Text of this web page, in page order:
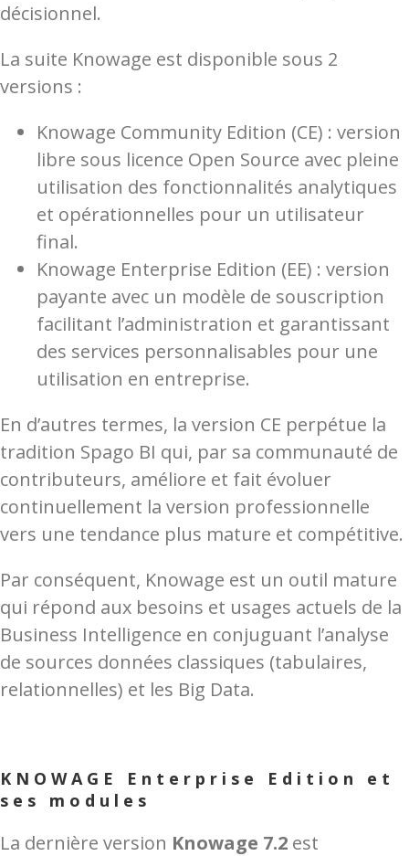
décisionnel.
La suite Knowage est disponible sous 2
versions :
Knowage Community Edition (CE) : version
libre sous licence Open Source avec pleine
utilisation des fonctionnalités analytiques
et opérationnelles pour un utilisateur
final.
Knowage Enterprise Edition (EE) : version
payante avec un modèle de souscription
facilitant l’administration et garantissant
des services personnalisables pour une
utilisation en entreprise.
En d’autres termes, la version CE perpétue la
tradition Spago BI qui, par sa communauté de
contributeurs, améliore et fait évoluer
continuellement la version professionnelle
vers une tendance plus mature et compétitive.
Par conséquent, Knowage est un outil mature
qui répond aux besoins et usages actuels de la
Business Intelligence en conjuguant l’analyse
de sources données classiques (tabulaires,
relationnelles) et les Big Data.
KNOWAGE Enterprise Edition et
ses modules
La dernière version Knowage 7.2 est